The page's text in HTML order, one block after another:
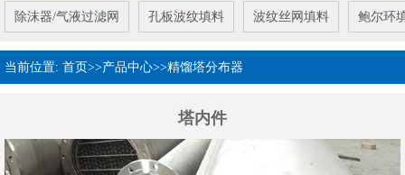
除沫器/气液过滤网 孔板波纹填料 波纹丝网填料 鲍尔环
当前位置: 首页>>产品中心>>精馏塔分布器
塔内件